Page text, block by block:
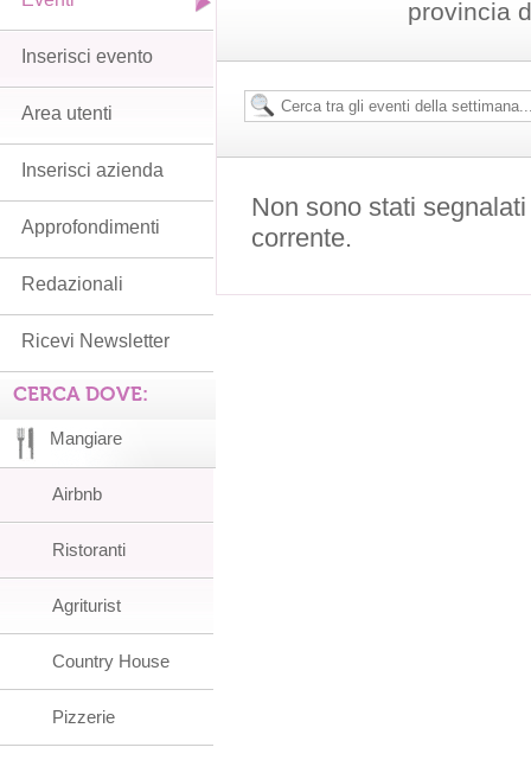
provincia
Non sono stati
corrente.
Inserisci evento
Area utenti
Inserisci azienda
Approfondimenti
Redazionali
Ricevi Newsletter
CERCA DOVE:
Mangiare
Airbnb
Ristoranti
Agriturist
Country House
Pizzerie